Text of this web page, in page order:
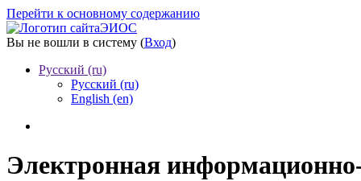
Перейти к основному содержанию
ЭИОС
Вы не вошли в систему (Вход)
Русский ‎(ru)‎
Русский ‎(ru)‎
English ‎(en)‎
Электронная